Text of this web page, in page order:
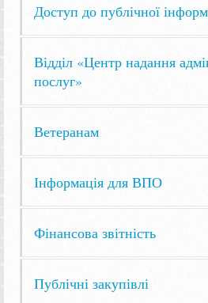
Доступ до публічної
Відділ «Центр надання
послуг»
Ветеранам
Інформація для ВПО
Фінансова звітність
Публічні закупівлі